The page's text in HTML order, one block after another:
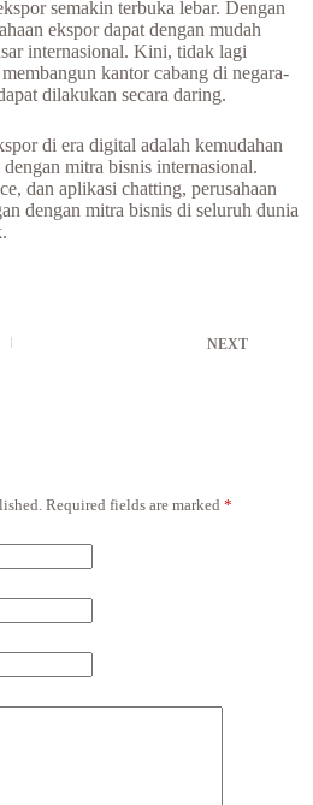
semakin terbuka lebar. Dengan
ekspor dapat dengan mudah
internasional. Kini, tidak lagi
kantor cabang di negara-
dilakukan secara daring.
di era digital adalah kemudahan
mitra bisnis internasional.
dan aplikasi chatting, perusahaan
dengan mitra bisnis di seluruh dunia
NEXT
Required fields are marked *